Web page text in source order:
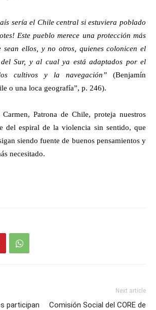
sería el Chile central si estuviera poblado
Este pueblo merece una protección más
sean ellos, y no otros, quienes colonicen el
Sur, y al cual ya está adaptados por el
cultivos y la navegación” (Benjamín
o una loca geografía”, p. 246).
Patrona de Chile, proteja nuestros
del espiral de la violencia sin sentido, que
siendo fuente de buenos pensamientos y
necesitado.
participan
Next article
Comisión Social del CORE de